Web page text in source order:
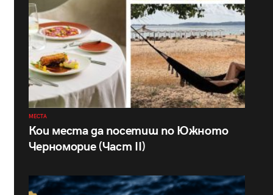
МЕСТА
Кои места да посетиш по Южното
Черноморие (Част II)